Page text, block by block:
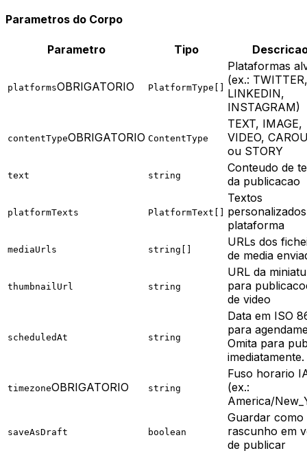
Parametros do Corpo
Parametro Tipo
platformsOBRIGATORIO PlatformType[]
Plataformas
(ex.: TWITTER,
LINKEDIN,
INSTAGRAM)
contentTypeOBRIGATORIO ContentType
TEXT, IMAGE,
VIDEO,
ou STORY
text string
Conteudo de
da publicacao
platformTexts PlatformText[]
Textos
plataforma
mediaUrls string[]
URLs dos
de media
thumbnailUrl string
URL da
para
de video
scheduledAt string
Data em ISO
para
Omita para
imediatamente.
timezoneOBRIGATORIO string
Fuso horario
(ex.:
America/
saveAsDraft boolean
Guardar como
rascunho em
de publicar